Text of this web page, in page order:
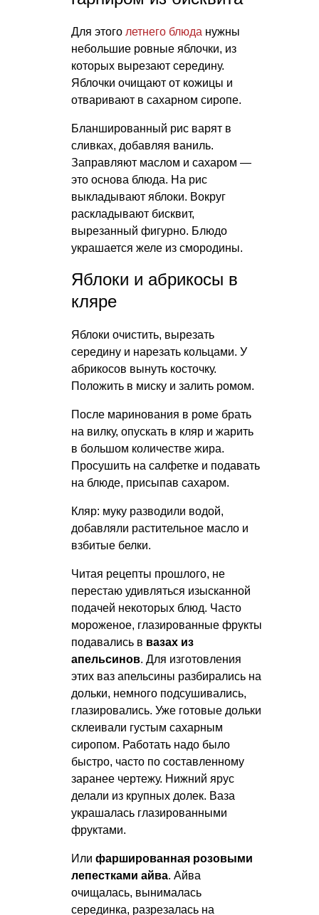
Для этого летнего блюда нужны
небольшие ровные яблочки, из
которых вырезают середину.
Яблочки очищают от кожицы и
отваривают в сахарном сиропе.
Бланшированный рис варят в
сливках, добавляя ваниль.
Заправляют маслом и сахаром —
это основа блюда. На рис
выкладывают яблоки. Вокруг
раскладывают бисквит,
вырезанный фигурно. Блюдо
украшается желе из смородины.
Яблоки и абрикосы в
кляре
Яблоки очистить, вырезать
середину и нарезать кольцами. У
абрикосов вынуть косточку.
Положить в миску и залить ромом.
После маринования в роме брать
на вилку, опускать в кляр и жарить
в большом количестве жира.
Просушить на салфетке и подавать
на блюде, присыпав сахаром.
Кляр: муку разводили водой,
добавляли растительное масло и
взбитые белки.
Читая рецепты прошлого, не
перестаю удивляться изысканной
подачей некоторых блюд. Часто
мороженое, глазированные фрукты
подавались в вазах из
апельсинов. Для изготовления
этих ваз апельсины разбирались на
дольки, немного подсушивались,
глазировались. Уже готовые дольки
склеивали густым сахарным
сиропом. Работать надо было
быстро, часто по составленному
заранее чертежу. Нижний ярус
делали из крупных долек. Ваза
украшалась глазированными
фруктами.
Или фаршированная розовыми
лепестками айва. Айва
очищалась, вынималась
серединка, разрезалась на